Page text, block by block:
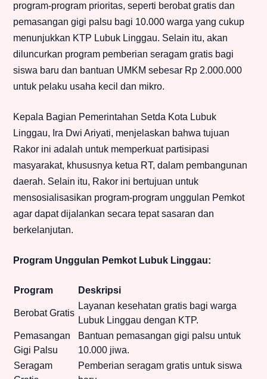
program-program prioritas, seperti berobat gratis dan
pemasangan gigi palsu bagi 10.000 warga yang cukup
menunjukkan KTP Lubuk Linggau. Selain itu, akan
diluncurkan program pemberian seragam gratis bagi
siswa baru dan bantuan UMKM sebesar Rp 2.000.000
untuk pelaku usaha kecil dan mikro.
Kepala Bagian Pemerintahan Setda Kota Lubuk
Linggau, Ira Dwi Ariyati, menjelaskan bahwa tujuan
Rakor ini adalah untuk memperkuat partisipasi
masyarakat, khususnya ketua RT, dalam pembangunan
daerah. Selain itu, Rakor ini bertujuan untuk
mensosialisasikan program-program unggulan Pemkot
agar dapat dijalankan secara tepat sasaran dan
berkelanjutan.
Program Unggulan Pemkot Lubuk Linggau:
Program Deskripsi
Berobat Gratis
Layanan kesehatan gratis bagi warga
Lubuk Linggau dengan KTP.
Pemasangan
Gigi Palsu
Bantuan pemasangan gigi palsu untuk
10.000 jiwa.
Seragam
Pemberian seragam gratis untuk siswa